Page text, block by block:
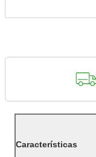
Características